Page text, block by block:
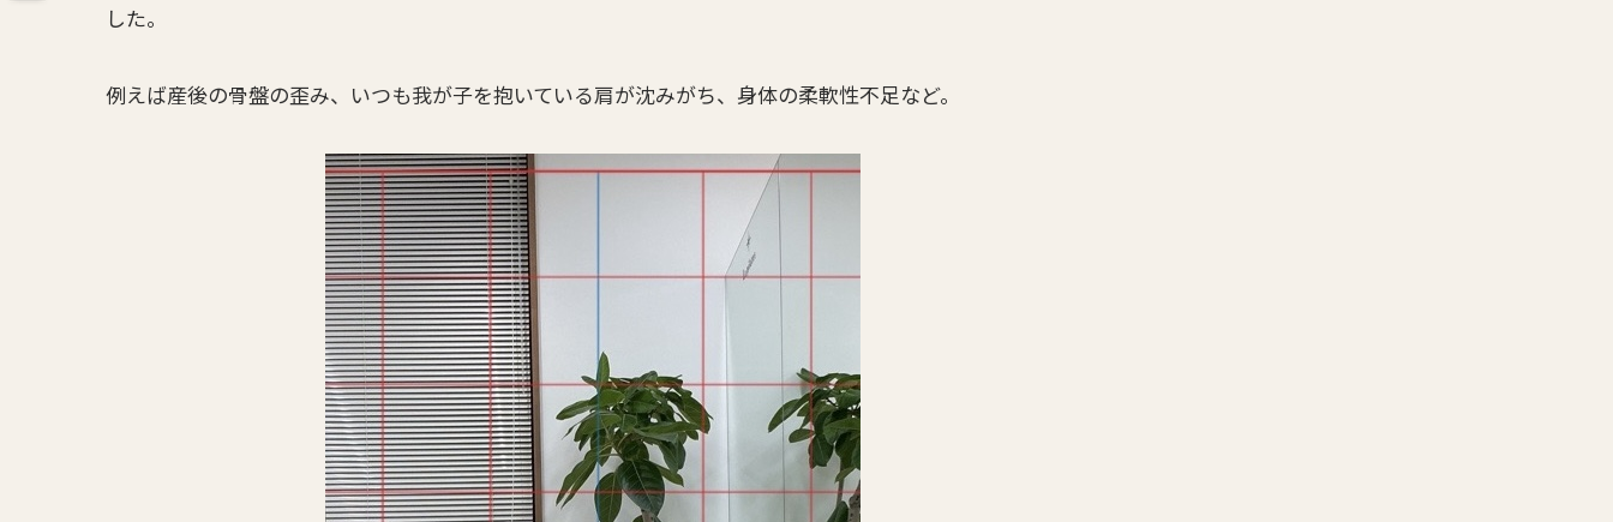
した。
例えば産後の骨盤の歪み、いつも我が子を抱いている肩が沈みがち、身体の柔軟性不足など。